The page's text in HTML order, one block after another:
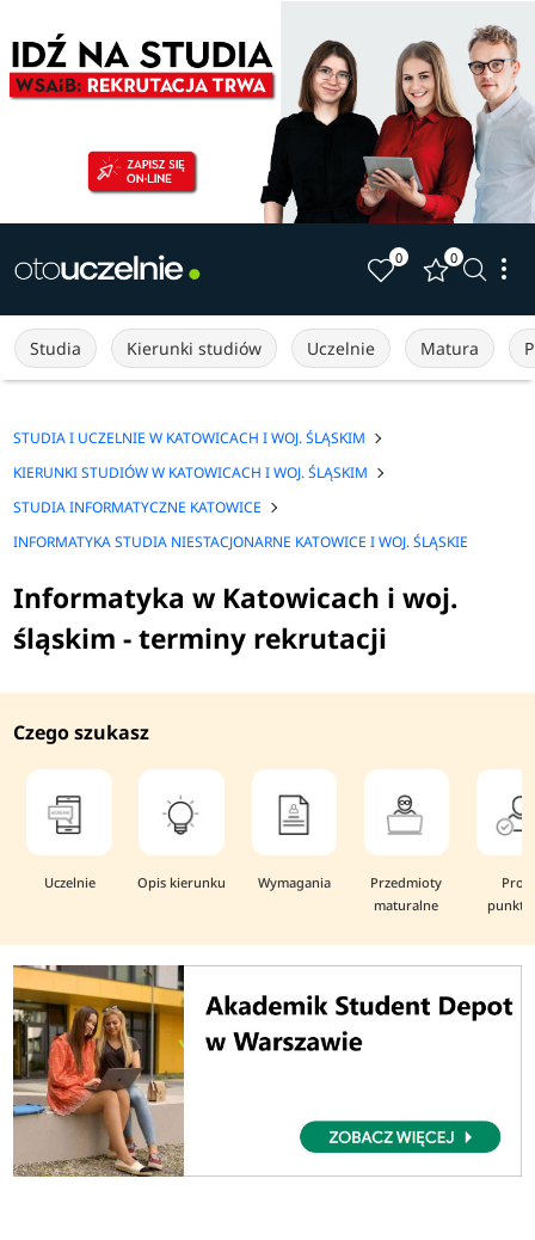
0 0
Studia Kierunki studiów Uczelnie Matura
STUDIA I UCZELNIE W KATOWICACH I WOJ. ŚLĄSKIM
KIERUNKI STUDIÓW W KATOWICACH I WOJ. ŚLĄSKIM
STUDIA INFORMATYCZNE KATOWICE
INFORMATYKA STUDIA NIESTACJONARNE KATOWICE I WOJ. ŚLĄSKIE
Informatyka w Katowicach i woj.
śląskim - terminy rekrutacji
Czego szukasz
Uczelnie Opis kierunku Wymagania
Przedmioty
maturalne